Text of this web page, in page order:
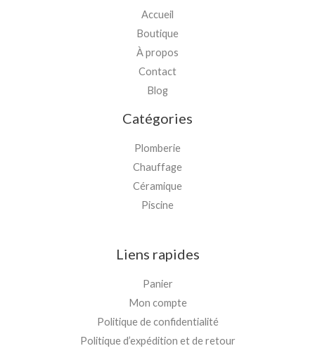
Accueil
Boutique
À propos
Contact
Blog
Catégories
Plomberie
Chauffage
Céramique
Piscine
Liens rapides
Panier
Mon compte
Politique de confidentialité
Politique d’expédition et de retour